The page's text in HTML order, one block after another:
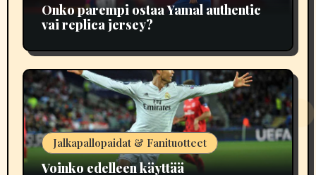
Onko parempi ostaa Yamal authentic
vai replica jersey?
Jalkapallopaidat & Fanituotteet
Voinko edelleen käyttää